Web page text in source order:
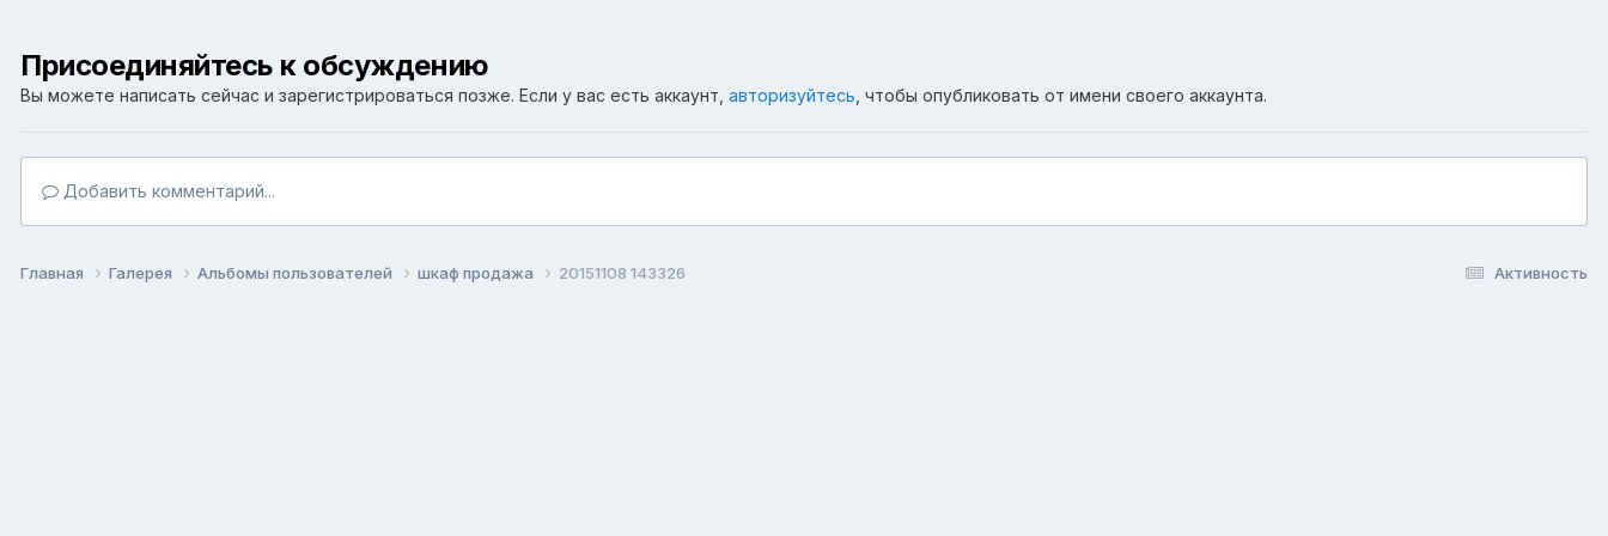
Присоединяйтесь к обсуждению
Вы можете написать сейчас и зарегистрироваться позже. Если у вас есть аккаунт, авторизуйтесь , чтобы опубликовать от имени своего аккаунта.
Добавить комментарий...
Активность
Главная Галерея Альбомы пользователей шкаф продажа 20151108 143326